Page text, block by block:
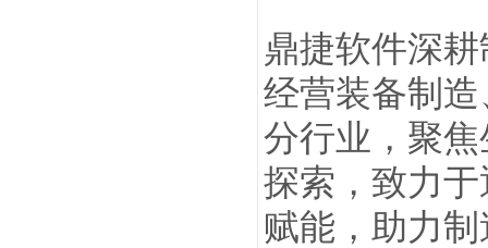
鼎捷软件深
经营装备制
分行业，聚
探索，致力
赋能，助力